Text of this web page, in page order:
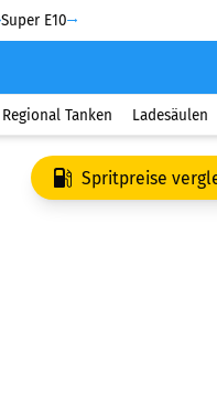
Super E10
Regional Tanken Ladesäulen
Spritpreise